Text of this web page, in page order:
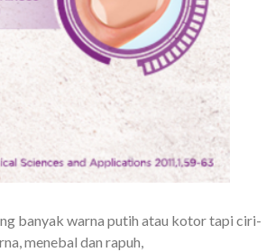
banyak warna putih atau kotor tapi ciri-
menebal dan rapuh,